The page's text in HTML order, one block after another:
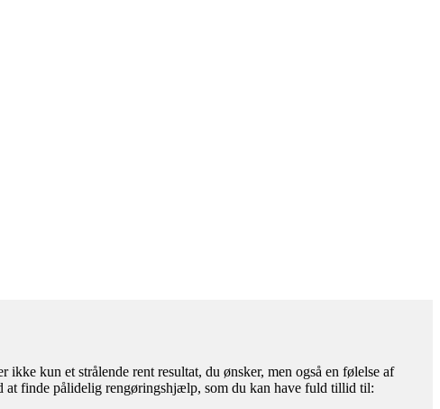
kun et strålende rent resultat, du ønsker, men også en følelse af
at finde pålidelig rengøringshjælp, som du kan have fuld tillid til: